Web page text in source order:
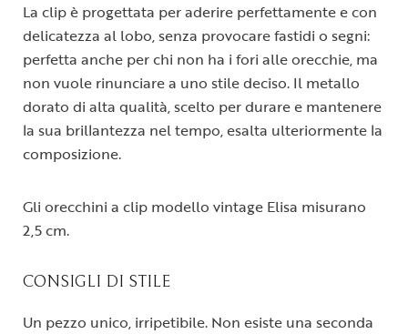
La clip è progettata per aderire perfettamente e con
delicatezza al lobo, senza provocare fastidi o segni:
perfetta anche per chi non ha i fori alle orecchie, ma
non vuole rinunciare a uno stile deciso. Il metallo
dorato di alta qualità, scelto per durare e mantenere
la sua brillantezza nel tempo, esalta ulteriormente la
composizione.
Gli orecchini a clip modello vintage Elisa misurano
2,5 cm.
CONSIGLI DI STILE
Un pezzo unico, irripetibile. Non esiste una seconda